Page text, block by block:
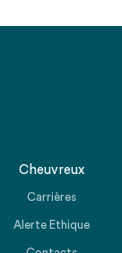
Cheuvreux
Carrières
Alerte Ethique